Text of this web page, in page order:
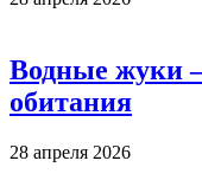
Водные жуки
обитания
28 апреля 2026